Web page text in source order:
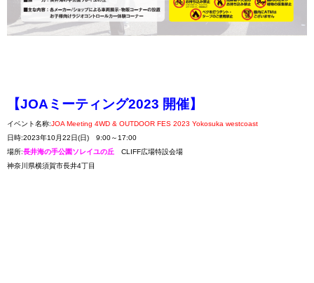
【JOAミーティング2023 開催】
イベント名称:JOA Meeting 4WD & OUTDOOR FES 2023 Yokosuka westcoast
日時:2023年10月22日(日) 9:00～17:00
場所:⾧井海の手公園ソレイユの丘
CLIFF広場特設会場
神奈川県横須賀市⾧井4丁目